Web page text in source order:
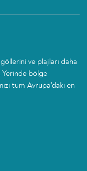
göllerini ve plajları daha
Yerinde bölge
tüm Avrupa'daki en